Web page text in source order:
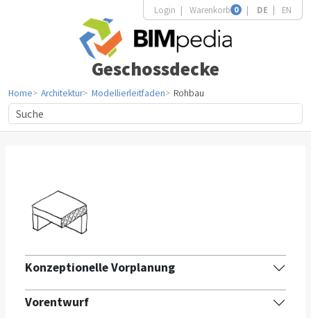
Login Warenkorb 0 DE EN
Geschossdecke
Home Architektur Modellierleitfaden Rohbau
Konzeptionelle Vorplanung
Vorentwurf